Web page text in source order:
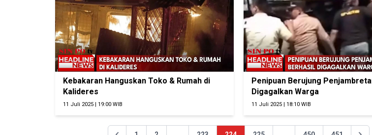
Kebakaran Hanguskan Toko & Rumah di
Kalideres
11 Juli 2025 | 19:00 WIB
Penipuan Berujung
Digagalkan Warga
11 Juli 2025 | 18:10 WIB